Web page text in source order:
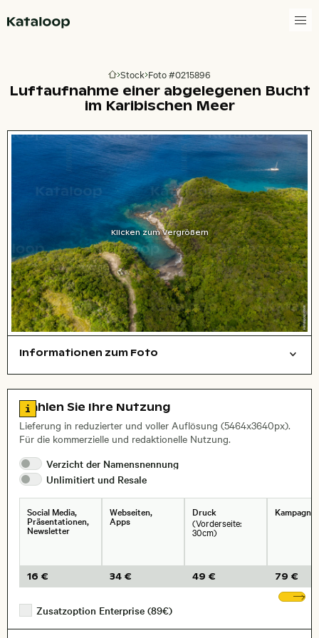
Zur Homepage
Stock Foto #0215896
Luftaufnahme einer abgelegenen Bucht
im Karibischen Meer
Klicken zum Vergrößern
Informationen zum Foto
, Objektiv
Zu den Lizenzinformationen springen
Wählen Sie Ihre Nutzung
Lieferung in reduzierter und voller Auflösung (5464x3640px).
Für die kommerzielle und redaktionelle Nutzung.
Verzicht der Namensnennung
Unlimitiert und Resale
Social Media,
Präsentationen,
Newsletter
16 €
Webseiten,
Apps
34 €
Druck
(Vorderseite:
30cm)
49 € 79 €
Zusatzoption Enterprise (89€)